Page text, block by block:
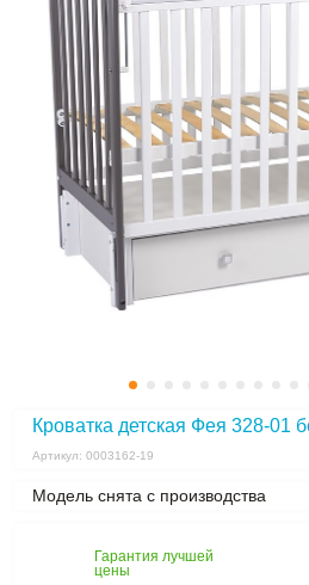
Кроватка детская Фея 328-01
Артикул: 0003162-19
Модель снята с производства
Гарантия лучшей
цены